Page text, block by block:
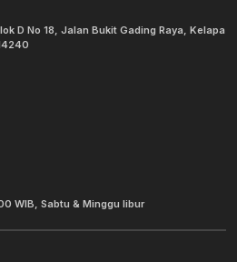
D No 18, Jalan Bukit Gading Raya, Kelapa
WIB, Sabtu & Minggu libur